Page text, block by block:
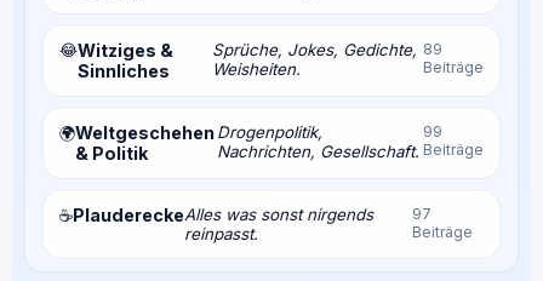
😂Witziges &
Sinnliches
Sprüche, Jokes, Gedichte,
Weisheiten.
89
Beiträge
🌍Weltgeschehen
& Politik
Drogenpolitik,
Nachrichten, Gesellschaft.
99
Beiträge
☕PlaudereckeAlles was sonst nirgends
reinpasst.
97
Beiträge